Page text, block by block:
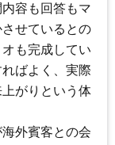
容も回答もマ
せているとの
も完成してい
ばよく、実際
がりという体
外賓客との会